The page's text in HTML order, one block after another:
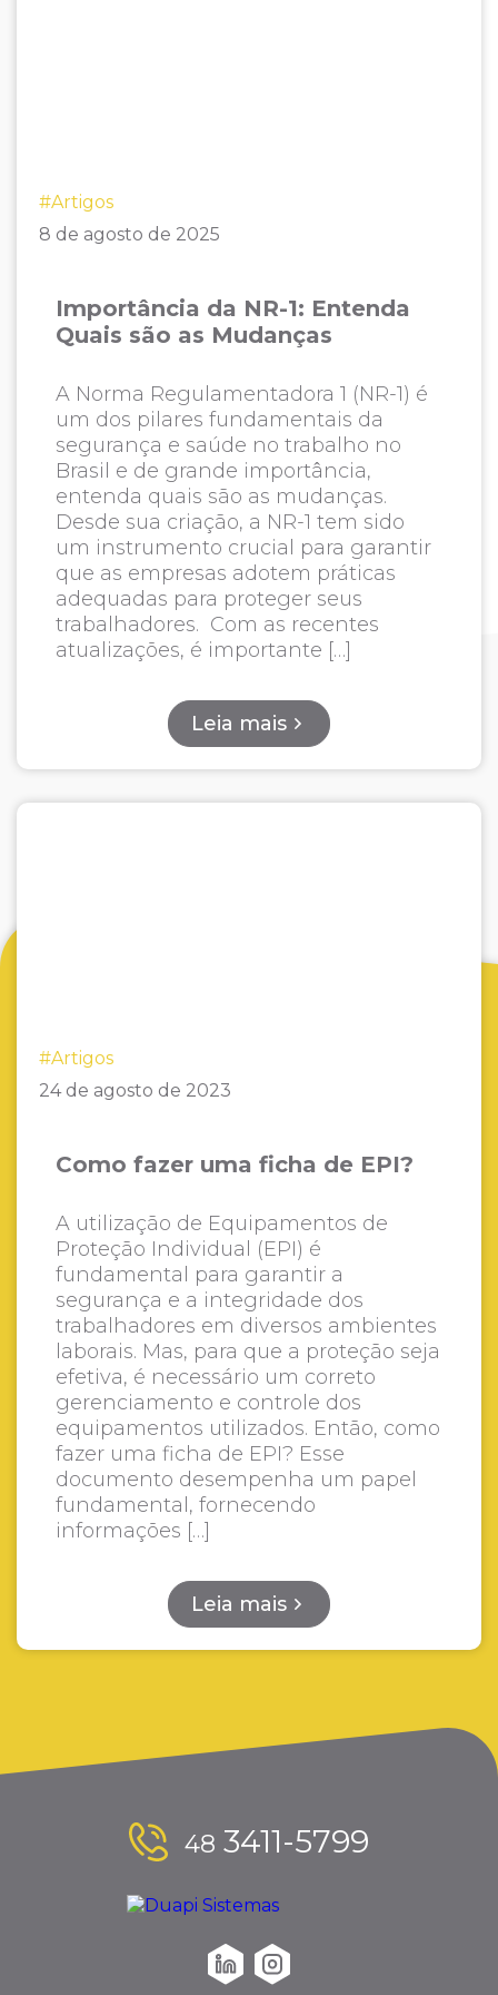
#Artigos
8 de agosto de 2025
Importância da NR-1: Entenda
Quais são as Mudanças
A Norma Regulamentadora 1 (NR-1) é
um dos pilares fundamentais da
segurança e saúde no trabalho no
Brasil e de grande importância,
entenda quais são as mudanças.
Desde sua criação, a NR-1 tem sido
um instrumento crucial para garantir
que as empresas adotem práticas
adequadas para proteger seus
trabalhadores. Com as recentes
atualizações, é importante […]
Leia mais
#Artigos
24 de agosto de 2023
Como fazer uma ficha de EPI?
A utilização de Equipamentos de
Proteção Individual (EPI) é
fundamental para garantir a
segurança e a integridade dos
trabalhadores em diversos ambientes
laborais. Mas, para que a proteção seja
efetiva, é necessário um correto
gerenciamento e controle dos
equipamentos utilizados. Então, como
fazer uma ficha de EPI? Esse
documento desempenha um papel
fundamental, fornecendo
informações […]
Leia mais
48 3411-5799